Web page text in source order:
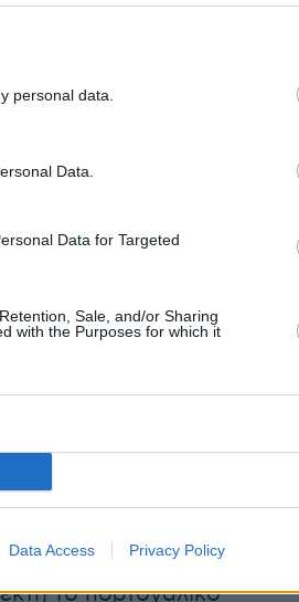
personal data.
Data.
Data for Targeted
Sale, and/or Sharing
with the Purposes for which it
Data Access Privacy Policy
Συμβούλιο
ενώ το Πεντάγωνο
δύο ιταλικών φρεγατών
τη διμερή αμυντική
αμυντική βιομηχανία
αεροχημάτων
σχεδιασμό και την
το πορτογαλικό